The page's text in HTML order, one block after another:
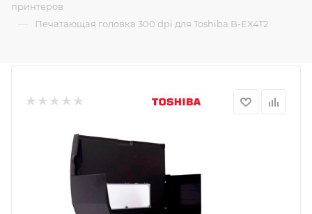
принтеров
— Печатающая головка 300 dpi для Toshiba B-EX4T2